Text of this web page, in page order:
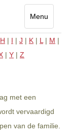
Menu
Toggle
H | I | J | K | L | M |
| Y | Z
met een
vervaardigd
van de familie.